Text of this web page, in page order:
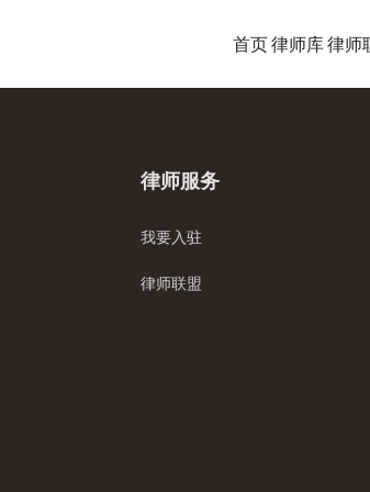
首页律师库律师
律师服务
我要入驻
律师联盟